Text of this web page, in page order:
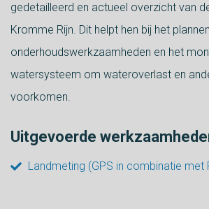
gedetailleerd en actueel overzicht van
Kromme Rijn. Dit helpt hen bij het
onderhoudswerkzaamheden en het
watersysteem om wateroverlast en
voorkomen.
Uitgevoerde
Landmeting (GPS in combinatie met